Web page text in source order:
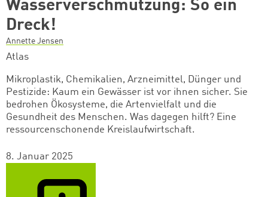
Wasserverschmutzung: So ein
Dreck!
Annette Jensen
Atlas
Mikroplastik, Chemikalien, Arzneimittel, Dünger und
Pestizide: Kaum ein Gewässer ist vor ihnen sicher. Sie
bedrohen Ökosysteme, die Artenvielfalt und die
Gesundheit des Menschen. Was dagegen hilft? Eine
ressourcenschonende Kreislaufwirtschaft.
8. Januar 2025